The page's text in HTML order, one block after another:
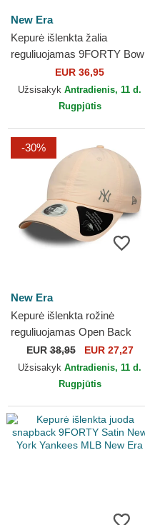
New Era
Kepurė išlenkta žalia
reguliuojamas 9FORTY Bow
Back Satin New York
Yankees MLB New Era
EUR 36,95
Užsisakyk Antradienis, 11 d.
Rugpjūtis
-30%
New Era
Kepurė išlenkta rožinė
reguliuojamas Open Back
Flawless New York Yankees
MLB New Era
EUR38,95 EUR 27,27
Užsisakyk Antradienis, 11 d.
Rugpjūtis